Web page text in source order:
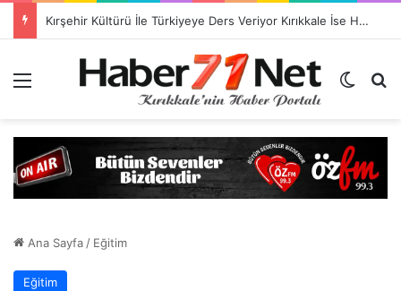
TSO Başkan Adayı Emrah Doğan’dan EXPOKALE Vizyonu
Dış
Ana Sayfa/ Eğitim
Eğitim